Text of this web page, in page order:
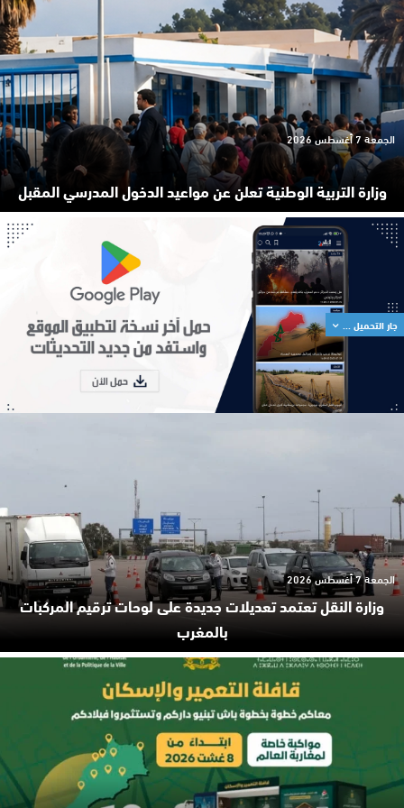
وزارة التربية الوطنية تعلن عن مواعيد الدخول المدرسي المقبل
الجمعة 7 أغسطس 2026
وزارة النقل تعتمد تعديلات جديدة على لوحات ترقيم المركبات
بالمغرب
الجمعة 7 أغسطس 2026
جار التحميل ...